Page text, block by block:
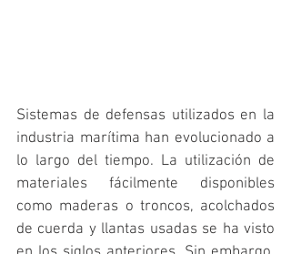
Sistemas de defensas utilizados en la
industria marítima han evolucionado a
lo largo del tiempo. La utilización de
materiales fácilmente disponibles
como maderas o troncos, acolchados
de cuerda y llantas usadas se ha visto